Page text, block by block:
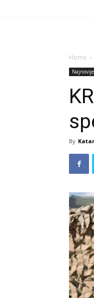
Home
Najnovije
By